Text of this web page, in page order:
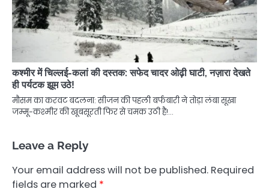
कश्मीर में चिल्लई-कलां की दस्तक: सफेद चादर ओढ़ी घाटी, नज़ारा देखते
ही पर्यटक झूम उठे!
मौसम का करवट बदलना: सीजन की पहली बर्फबारी ने तोड़ा लंबा सूखा
जम्मू-कश्मीर की खूबसूरती फिर से चमक उठी है!…
Leave a Reply
Your email address will not be published. Required
fields are marked *